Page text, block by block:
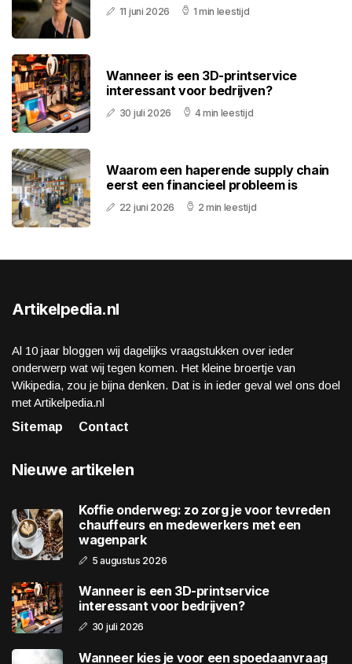
11 juni 2026 1 min leestijd
Wanneer is een 3D-printservice
interessant voor bedrijven?
30 juli 2026 4 min leestijd
Waarom een haperende supply chain
eerst een financieel probleem is
22 juni 2026 2 min leestijd
Artikelpedia.nl
Al 10 jaar bloggen wij dagelijks vraagstukken over ieder
onderwerp wat wij tegen komen. Het kleine broertje van
Wikipedia, zou je bijna denken. Dat is in ieder geval wel ons doel
met Artikelpedia.nl
Sitemap
Contact
Nieuwe artikelen
Koffie onderweg: zo zorg je voor tevreden
chauffeurs en medewerkers met een
wagenpark
5 augustus 2026
Wanneer is een 3D-printservice
interessant voor bedrijven?
30 juli 2026
Wanneer kies je voor een spoedaanvraag